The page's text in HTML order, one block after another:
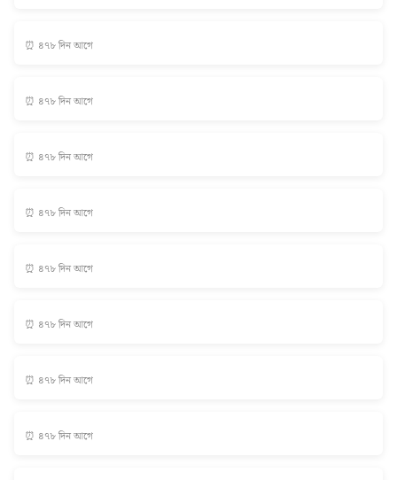
⏰ ৪৭৮ দিন আগে
⏰ ৪৭৮ দিন আগে
⏰ ৪৭৮ দিন আগে
⏰ ৪৭৮ দিন আগে
⏰ ৪৭৮ দিন আগে
⏰ ৪৭৮ দিন আগে
⏰ ৪৭৮ দিন আগে
⏰ ৪৭৮ দিন আগে